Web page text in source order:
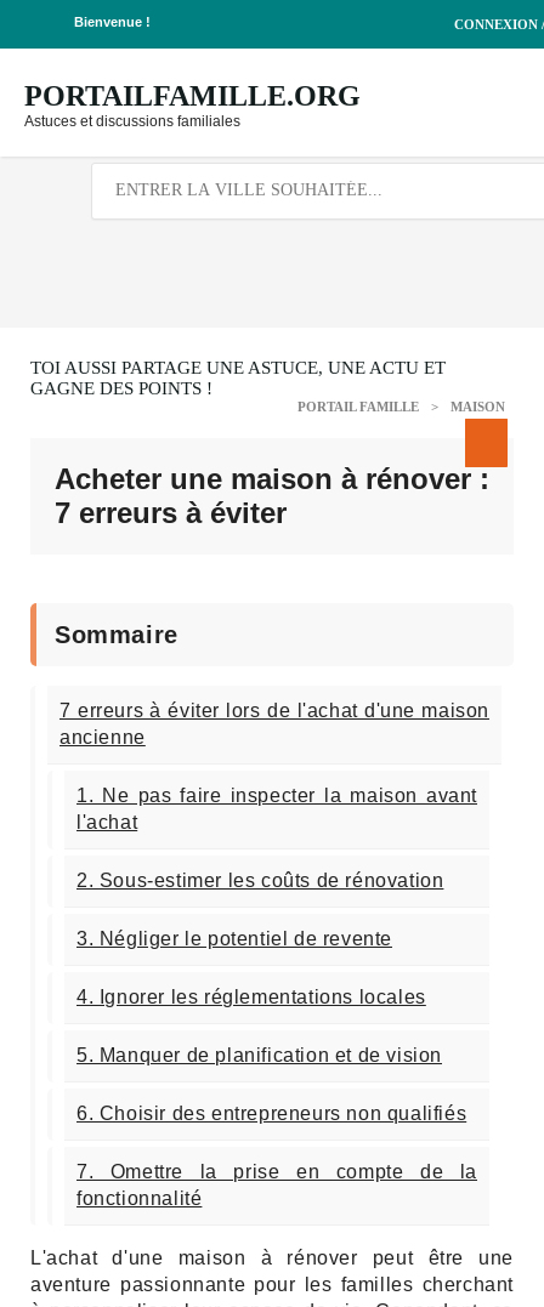
Deprecated: json_decode(): Passing null to parameter #1
($json) of type string is deprecated in
on line39
Bienvenue ! CONNEXION
PORTAILFAMILLE.ORG
Astuces et discussions familiales
TOI AUSSI PARTAGE UNE ASTUCE, UNE ACTU ET
GAGNE DES POINTS !
PORTAIL FAMILLE > MAISON
Acheter une maison à rénover :
7 erreurs à éviter
Sommaire
7 erreurs à éviter lors de l'achat d'une maison
ancienne
1. Ne pas faire inspecter la maison avant
l'achat
2. Sous-estimer les coûts de rénovation
3. Négliger le potentiel de revente
4. Ignorer les réglementations locales
5. Manquer de planification et de vision
6. Choisir des entrepreneurs non qualifiés
7. Omettre la prise en compte de la
fonctionnalité
L'achat d'une maison à rénover peut être une
aventure passionnante pour les familles cherchant